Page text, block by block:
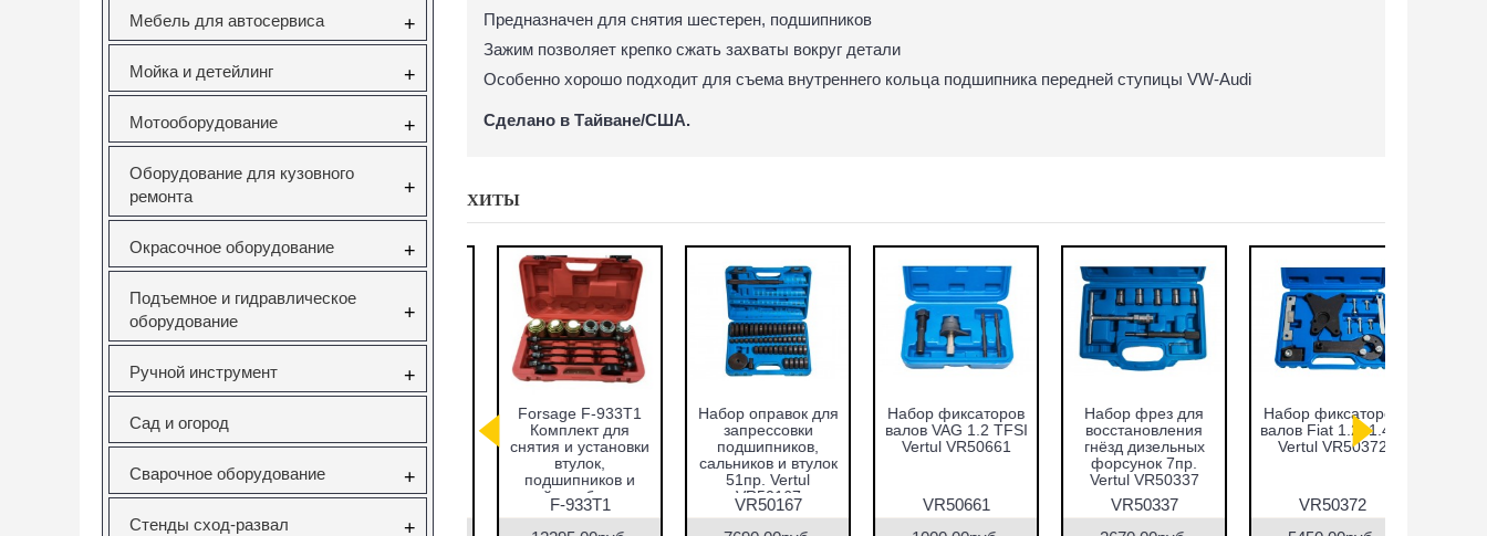
Мебель для автосервиса +
Мойка и детейлинг +
Мотооборудование +
Оборудование для кузовного
ремонта
+
Окрасочное оборудование +
Подъемное и гидравлическое
оборудование
+
Ручной инструмент +
Сад и огород
Сварочное оборудование +
Стенды сход-развал +
Предназначен для снятия шестерен, подшипников
Зажим позволяет крепко сжать захваты вокруг детали
Особенно хорошо подходит для съема внутреннего кольца подшипника передней ступицы VW-Audi
Сделано в Тайване/США.
ХИТЫ
Вставка резьбовая
M10X1.5 Vertul
VR50727E
VR50727E
снятия и установки
подшипников и
сайлентблоков
F-933T1
Набор оправок для
запрессовки
подшипников,
сальников и втулок
51пр. Vertul
VR50167
VR50167
Набор фиксаторов
валов VAG 1.2 TFSI
Vertul VR50661
VR50661
Набор фрез для
восстановления
гнёзд дизельных
VR50337
Набор фиксаторов
валов Fiat 1.2, 1.4л.
Vertul VR50372
VR50372
Cъёмник
внутренних
подшипников,
молотком 8-58 мм
Vertul VR50148
VR50148